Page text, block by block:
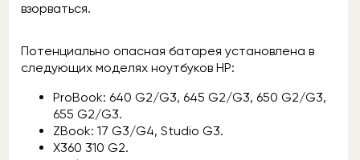
взорваться.
Потенциально опасная батарея установлена в
следующих моделях ноутбуков HP:
ProBook: 640 G2/G3, 645 G2/G3, 650 G2/G3,
655 G2/G3.
ZBook: 17 G3/G4, Studio G3.
X360 310 G2.